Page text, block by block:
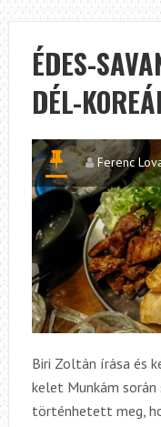
ÉDES-
DÉL-
Ferenc
Biri Zoltán írása és
kelet Munkám
történhetett meg,